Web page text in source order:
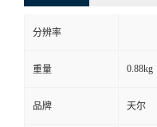
分辨率
重量 0.88kg
品牌 天尔